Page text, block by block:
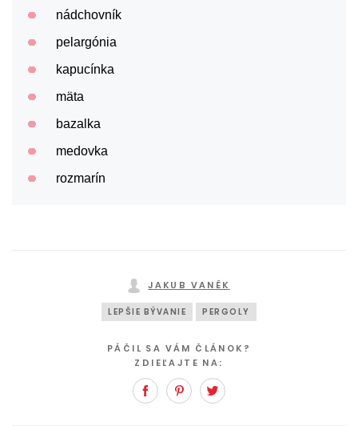
nádchovník
pelargónia
kapucínka
mäta
bazalka
medovka
rozmarín
JAKUB VANĚK
LEPŠIE BÝVANIE PERGOLY
PÁČIL SA VÁM ČLÁNOK?
ZDIEĽAJTE NA:
FacebookPinterest